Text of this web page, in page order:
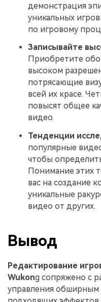
демонстрация
уникальных
по игровому
Записывайте
Приобретите
высоком
потрясающие
всей их красе.
повысят общее
видео.
Тенденции
популярные
чтобы
Понимание этих
вас на создание
уникальные
видео от других.
Вывод
Редактирование
Wukong сопряжено с
управления обширным